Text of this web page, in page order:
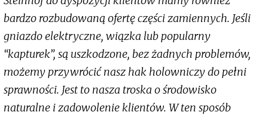
bardzo rozbudowaną ofertę części zamiennych. Jeśli
gniazdo elektryczne, wiązka lub popularny
“kapturek”, są uszkodzone, bez żadnych problemów,
możemy przywrócić nasz hak holowniczy do pełni
sprawności. Jest to nasza troska o środowisko
naturalne i zadowolenie klientów. W ten sposób